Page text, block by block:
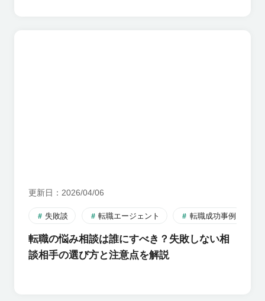
更新日 2026/04/06
失敗談 転職エージェント 転職成功事例
転職の悩み相談は誰にすべき？失敗しない相
談相手の選び方と注意点を解説